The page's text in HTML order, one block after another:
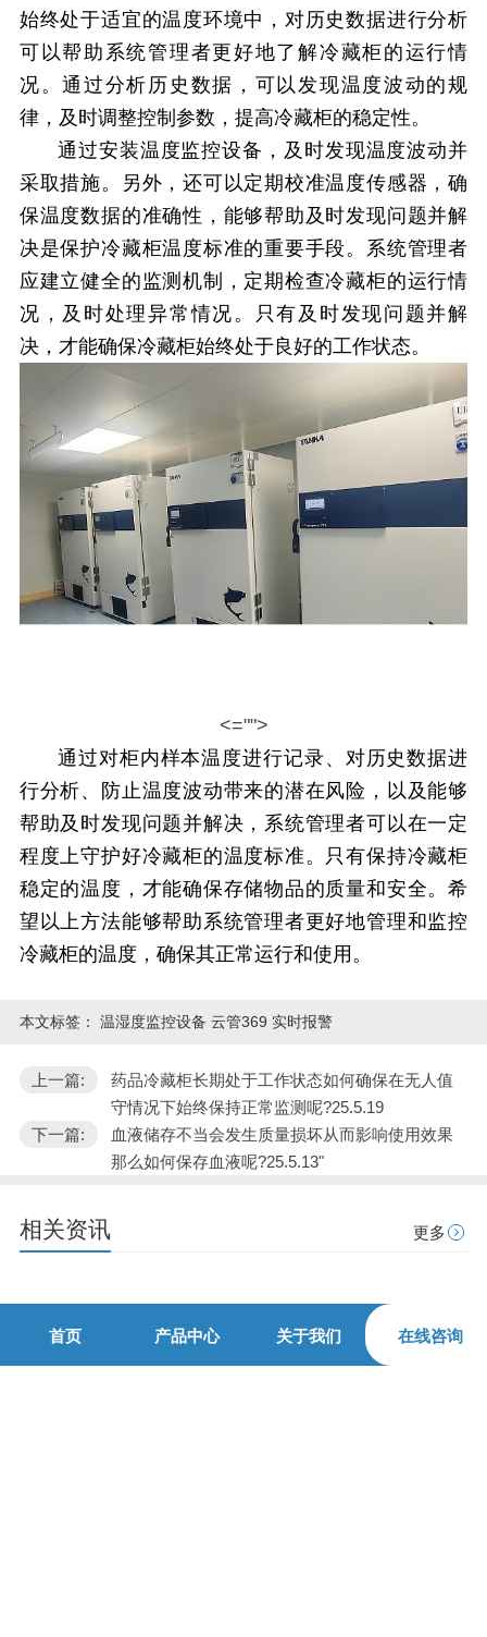
始终处于适宜的温度环境中， 对历史数据进行分析
可以帮助系统管理者更好地了解冷藏柜的运行情
况。通过分析历史数据，可以发现温度波动的规
律，及时调整控制参数，提高冷藏柜的稳定性。
通过安装温度监控设备，及时发现温度波动并
采取措施。另外，还可以定期校准温度传感器，确
保温度数据的准确性， 能够帮助及时发现问题并解
决是保护冷藏柜温度标准的重要手段。系统管理者
应建立健全的监测机制，定期检查冷藏柜的运行情
况，及时处理异常情况。只有及时发现问题并解
决，才能确保冷藏柜始终处于良好的工作状态。
<="">
通过对柜内样本温度进行记录、对历史数据进
行分析、防止温度波动带来的潜在风险，以及能够
帮助及时发现问题并解决，系统管理者可以在一定
程度上守护好冷藏柜的温度标准。只有保持冷藏柜
稳定的温度，才能确保存储物品的质量和安全。希
望以上方法能够帮助系统管理者更好地管理和监控
冷藏柜的温度，确保其正常运行和使用。
本文标签： 温湿度监控设备 云管369 实时报警
上一篇:
药品冷藏柜长期处于工作状态如何确保在无人值
守情况下始终保持正常监测呢?25.5.19
下一篇:
血液储存不当会发生质量损坏从而影响使用效果
那么如何保存血液呢?25.5.13"
相关资讯 更多
首页 产品中心 关于我们 在线咨询